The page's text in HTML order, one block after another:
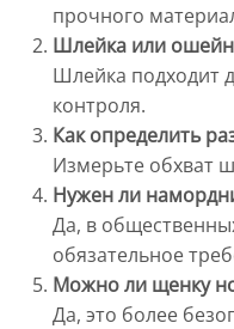
прочного
Шлейка или
Шлейка подходит
контроля.
Как определить
Измерьте обхват
Нужен ли
Да, в
обязательное
Можно ли щенку
Да, это более